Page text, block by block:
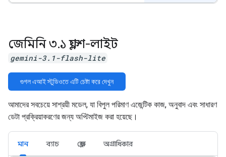
জেমিনি ৩.১ ফ্ল্যাশ-লাইট
gemini-3.1-flash-lite
গুগল এআই স্টুডিওতে এটি চেষ্টা করে দেখুন
আমাদের সবচেয়ে সাশ্রয়ী মডেল, যা বিপুল পরিমাণ এজেন্টিক কাজ, অনুবাদ এবং সাধারণ
ডেটা প্রক্রিয়াকরণের জন্য অপ্টিমাইজ করা হয়েছে।
মান ব্যাচ ফ্লেক্স অগ্রাধিকার